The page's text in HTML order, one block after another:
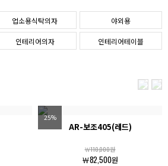
업소용식탁의자 야외용
인테리어의자 인테리어테이블
25%
AR-보조405(레드)
￦110,000원
￦82,500원